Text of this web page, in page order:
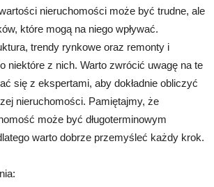
nieruchomości może być trudne, ale
które mogą na niego wpływać.
trendy rynkowe oraz remonty i
niektóre z nich. Warto zwrócić uwagę na te
się z ekspertami, aby dokładnie obliczyć
nieruchomości. Pamiętajmy, że
może być długoterminowym
warto dobrze przemyśleć każdy krok.